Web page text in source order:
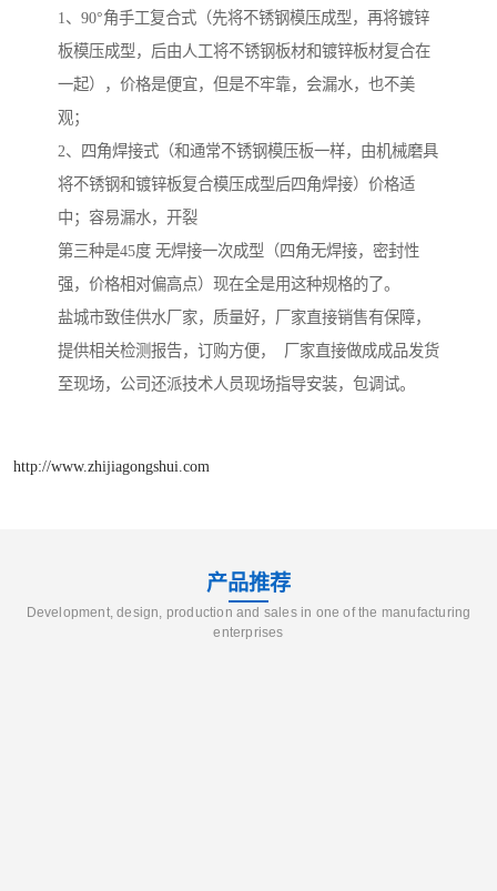
1、90°角手工复合式（先将不锈钢模压成型，再将镀锌
板模压成型，后由人工将不锈钢板材和镀锌板材复合在
一起），价格是便宜，但是不牢靠，会漏水，也不美
观；
2、四角焊接式（和通常不锈钢模压板一样，由机械磨具
将不锈钢和镀锌板复合模压成型后四角焊接）价格适
中；容易漏水，开裂
第三种是45度 无焊接一次成型（四角无焊接，密封性
强，价格相对偏高点）现在全是用这种规格的了。
盐城市致佳供水厂家，质量好，厂家直接销售有保障，
提供相关检测报告，订购方便， 厂家直接做成成品发货
至现场，公司还派技术人员现场指导安装，包调试。
http://www.zhijiagongshui.com
产品推荐
Development, design, production and sales in one of the manufacturing
enterprises